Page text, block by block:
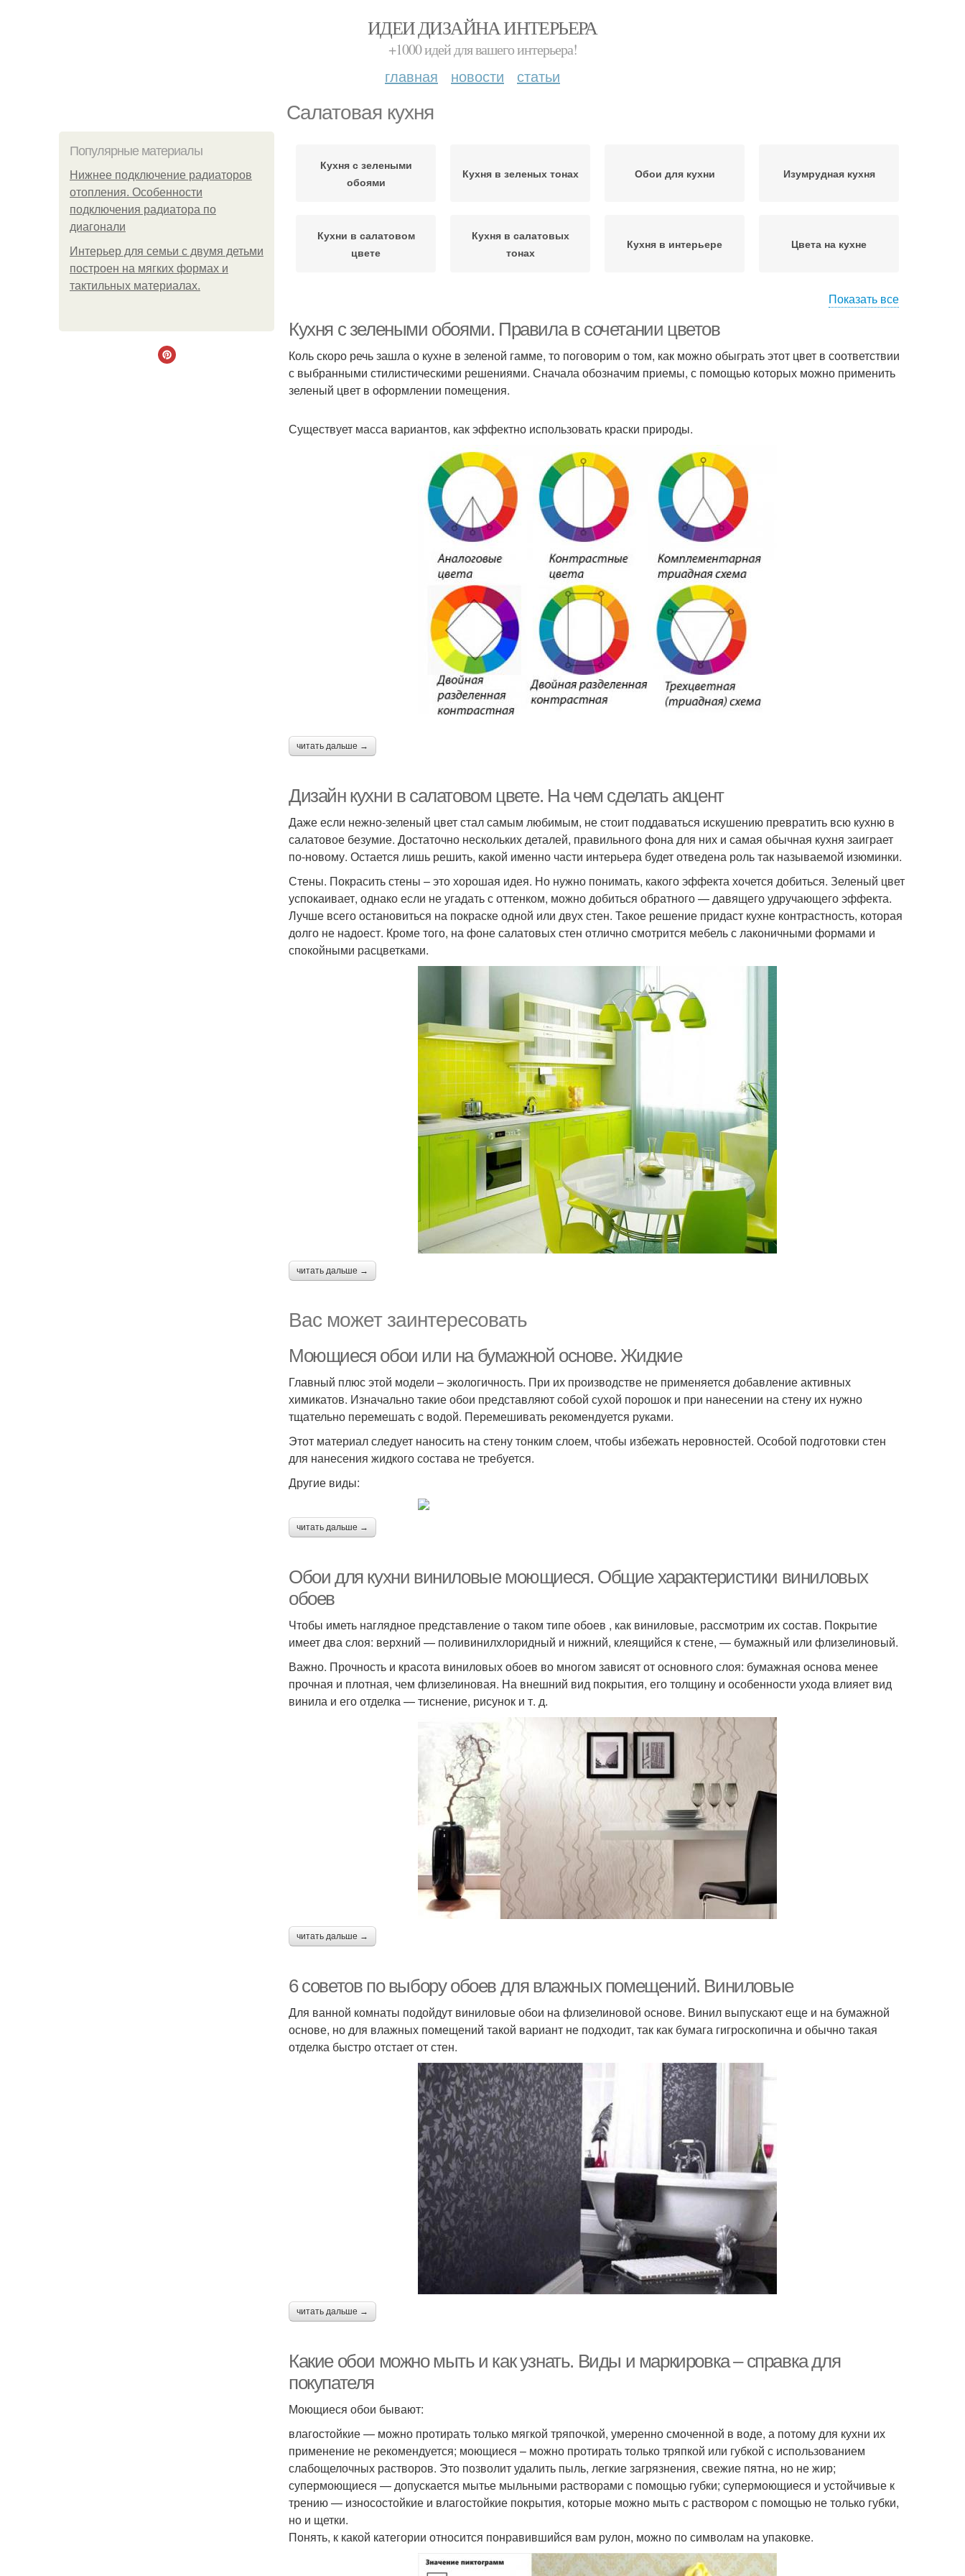
ИДЕИ ДИЗАЙНА ИНТЕРЬЕРА
+1000 идей для вашего интерьера!
главная новости статьи
Салатовая кухня
Популярные материалы
Нижнее подключение радиаторов
отопления. Особенности
подключения радиатора по
диагонали
Интерьер для семьи с двумя детьми
построен на мягких формах и
тактильных материалах.
Кухня с зелеными
обоями
Кухня в зеленых тонах Обои для кухни Изумрудная кухня
Кухни в салатовом
цвете
Кухня в салатовых
тонах
Кухня в интерьере Цвета на кухне
столешницей
Показать все
Кухня с зелеными обоями. Правила в сочетании цветов
Коль скоро речь зашла о кухне в зеленой гамме, то поговорим о том, как можно обыграть этот цвет в соответствии
с выбранными стилистическими решениями. Сначала обозначим приемы, с помощью которых можно применить
зеленый цвет в оформлении помещения.
Существует масса вариантов, как эффектно использовать краски природы.
читать дальше →
Дизайн кухни в салатовом цвете. На чем сделать акцент
Даже если нежно-зеленый цвет стал самым любимым, не стоит поддаваться искушению превратить всю кухню в
салатовое безумие. Достаточно нескольких деталей, правильного фона для них и самая обычная кухня заиграет
по-новому. Остается лишь решить, какой именно части интерьера будет отведена роль так называемой изюминки.
Стены. Покрасить стены – это хорошая идея. Но нужно понимать, какого эффекта хочется добиться. Зеленый цвет
успокаивает, однако если не угадать с оттенком, можно добиться обратного — давящего удручающего эффекта.
Лучше всего остановиться на покраске одной или двух стен. Такое решение придаст кухне контрастность, которая
долго не надоест. Кроме того, на фоне салатовых стен отлично смотрится мебель с лаконичными формами и
спокойными расцветками.
читать дальше →
Вас может заинтересовать
Моющиеся обои или на бумажной основе. Жидкие
Главный плюс этой модели – экологичность. При их производстве не применяется добавление активных
химикатов. Изначально такие обои представляют собой сухой порошок и при нанесении на стену их нужно
тщательно перемешать с водой. Перемешивать рекомендуется руками.
Этот материал следует наносить на стену тонким слоем, чтобы избежать неровностей. Особой подготовки стен
для нанесения жидкого состава не требуется.
Другие виды:
читать дальше →
Обои для кухни виниловые моющиеся. Общие характеристики виниловых
обоев
Чтобы иметь наглядное представление о таком типе обоев , как виниловые, рассмотрим их состав. Покрытие
имеет два слоя: верхний — поливинилхлоридный и нижний, клеящийся к стене, — бумажный или флизелиновый.
Важно. Прочность и красота виниловых обоев во многом зависят от основного слоя: бумажная основа менее
прочная и плотная, чем флизелиновая. На внешний вид покрытия, его толщину и особенности ухода влияет вид
винила и его отделка — тиснение, рисунок и т. д.
читать дальше →
6 советов по выбору обоев для влажных помещений. Виниловые
Для ванной комнаты подойдут виниловые обои на флизелиновой основе. Винил выпускают еще и на бумажной
основе, но для влажных помещений такой вариант не подходит, так как бумага гигроскопична и обычно такая
отделка быстро отстает от стен.
читать дальше →
Какие обои можно мыть и как узнать. Виды и маркировка – справка для
покупателя
Моющиеся обои бывают:
влагостойкие — можно протирать только мягкой тряпочкой, умеренно смоченной в воде, а потому для кухни их
применение не рекомендуется; моющиеся – можно протирать только тряпкой или губкой с использованием
слабощелочных растворов. Это позволит удалить пыль, легкие загрязнения, свежие пятна, но не жир;
супермоющиеся — допускается мытье мыльными растворами с помощью губки; супермоющиеся и устойчивые к
трению — износостойкие и влагостойкие покрытия, которые можно мыть с раствором с помощью не только губки,
но и щетки.
Понять, к какой категории относится понравившийся вам рулон, можно по символам на упаковке.